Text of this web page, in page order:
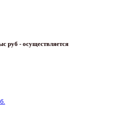
руб - осуществляется